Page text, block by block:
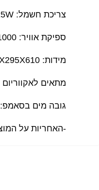
צריכת חשמל: 25W.
ספיקת אוויר: 1000 ליטר לשעה.
מידות: 250X295X610 מ"מ.
מתאים לאקווריום בנפח:
גובה מים בסאמפ: 19-21
-האחריות על